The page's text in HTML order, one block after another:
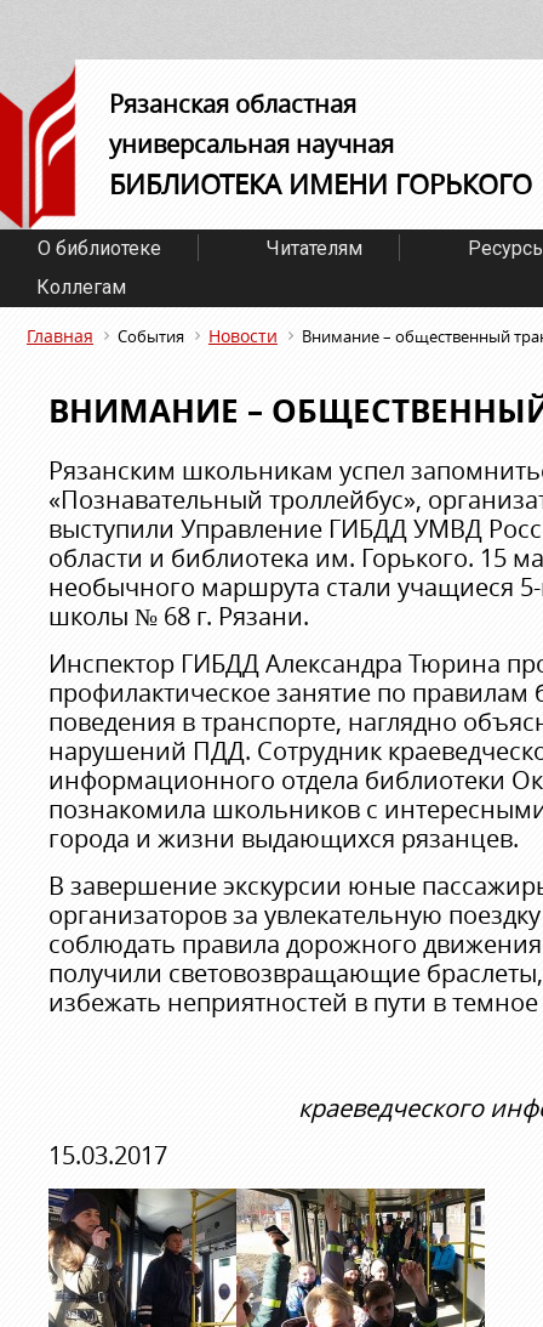
Рязанская областная
универсальная научная
БИБЛИОТЕКА ИМЕНИ ГОРЬКОГО
О библиотеке Читателям
Коллегам
Главная События Новости Внимание – общественный
ВНИМАНИЕ –
Рязанским школьникам успел
«Познавательный троллейбус»,
выступили Управление ГИБДД УМВД
области и библиотека им. Горького. 15
необычного маршрута стали учащиеся 5-
школы № 68 г. Рязани.
Инспектор ГИБДД Александра Тюрина
профилактическое занятие по правилам
поведения в транспорте, наглядно
нарушений ПДД. Сотрудник
информационного отдела библиотеки
познакомила школьников с
города и жизни выдающихся рязанцев.
В завершение экскурсии юные
организаторов за увлекательную
соблюдать правила дорожного
получили световозвращающие
избежать неприятностей в пути в
краеведческого
15.03.2017